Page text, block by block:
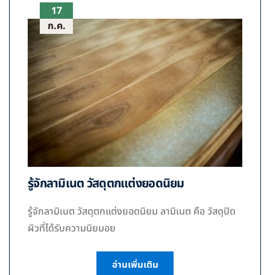
17
ก.ค.
รู้จักลามิเนต วัสดุตกแต่งยอดนิยม
รู้จักลามิเนต วัสดุตกแต่งยอดนิยม ลามิเนต คือ วัสดุปิด
ผิวที่ได้รับความนิยมอย
อ่านเพิ่มเติม